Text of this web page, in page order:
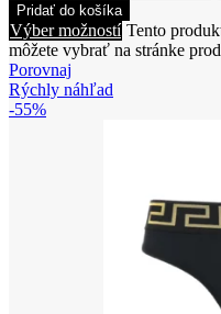
Pridať do košíka
Výber možností Tento
môžete vybrať na stránke
Porovnaj
Rýchly náhľad
-55%